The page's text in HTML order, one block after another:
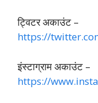
ट्विटर अकाउंट –
https://
इंस्टाग्राम अकाउंट –
https://